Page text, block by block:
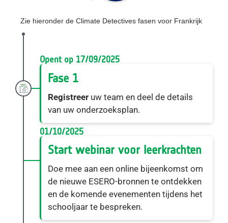
Zie hieronder de Climate Detectives fasen voor Frankrijk
Opent op 17/09/2025
Fase 1
Registreeruw team en deel de details
van uw onderzoeksplan.
01/10/2025
Start webinar voor leerkrachten
Doe mee aan een online bijeenkomst om
de nieuwe ESERO-bronnen te ontdekken
en de komende evenementen tijdens het
schooljaar te bespreken.